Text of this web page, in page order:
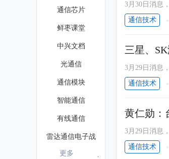
3月30日消息
通信技术
三星、
3月29日消息
释剂、乙醇和
通信技术
黄仁勋：
3月29日消息
客户导向两大
通信技术
通信芯片
鲜枣课堂
中兴文档
光通信
通信模块
智能通信
有线通信
雷达通信电子战
无线通信电子电路图
更多